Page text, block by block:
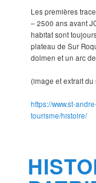
Les premières
– 2500 ans avant
habitat sont
plateau de Sur
dolmen et un arc
(image et extrait
https://www.st-
tourisme/histoire/